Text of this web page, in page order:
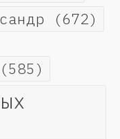
(672)
(585)